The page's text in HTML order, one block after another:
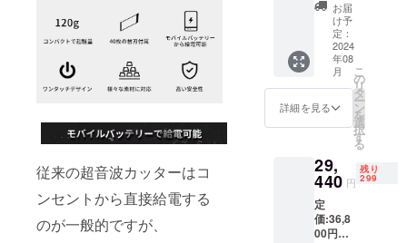
従来の超音波カッターはコ
ンセントから直接給電する
のが一般的ですが、
市場進出を
サポートし
ています。
製品の販売
だけでなく
運営にまで
で、日本の
皆様のニー
ズを十分に
満たす製品
本国内
限定）
内容
物： ・
超音波
カッ
ター×1
・替刃
×40 ・
用ク
リップ
×2 ・六
角ネジ
×2 ・六
角レン
お届
け予
定：
2024
年08
月
詳細を見る
こ
の
リ
タ
ー
ン
を
選
択
す
る
29,
440 円
残り
299
定
価:36,8
00円